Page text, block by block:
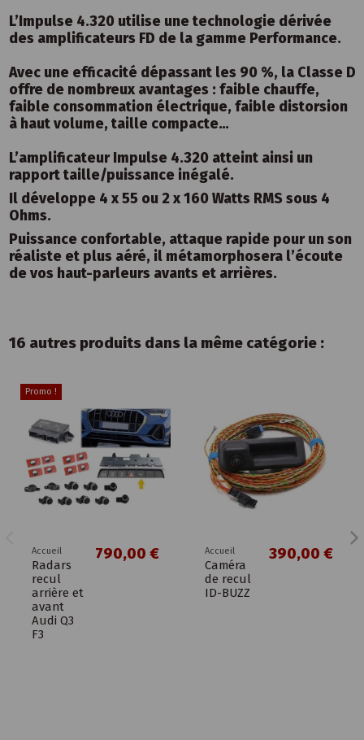
L’Impulse 4.320 utilise une technologie dérivée
des amplificateurs FD de la gamme Performance.
Avec une efficacité dépassant les 90 %, la Classe D
offre de nombreux avantages : faible chauffe,
faible consommation électrique, faible distorsion
à haut volume, taille compacte…
L’amplificateur Impulse 4.320 atteint ainsi un
rapport taille/puissance inégalé.
Il développe 4 x 55 ou 2 x 160 Watts RMS sous 4
Ohms.
Puissance confortable, attaque rapide pour un son
réaliste et plus aéré, il métamorphosera l’écoute
de vos haut-parleurs avants et arrières.
16 autres produits dans la même catégorie :
Promo !
Accueil
Radars
recul
arrière et
avant
Audi Q3
F3
790,00 € Accueil
Caméra
de recul
ID-BUZZ
390,00 €